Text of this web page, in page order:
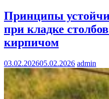
Принципы
при кладке
кирпичом
03.02.202605.02.2026 admin